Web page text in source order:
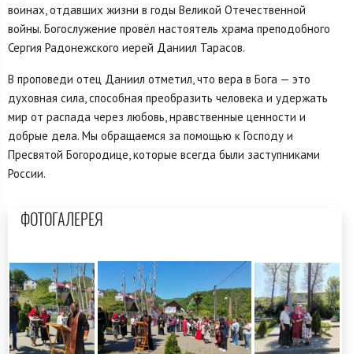
воинах, отдавших жизни в годы Великой Отечественной
войны. Богослужение провёл настоятель храма преподобного
Сергия Радонежского иерей Даниил Тарасов.
В проповеди отец Даниил отметил, что вера в Бога — это
духовная сила, способная преобразить человека и удержать
мир от распада через любовь, нравственные ценности и
добрые дела. Мы обращаемся за помощью к Господу и
Пресвятой Богородице, которые всегда были заступниками
России.
ФОТОГАЛЕРЕЯ